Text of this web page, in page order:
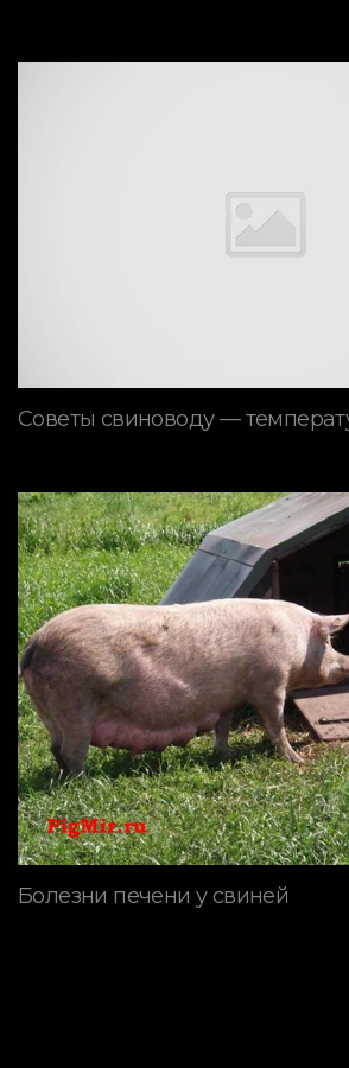
Советы свиноводу —
Болезни печени у свиней